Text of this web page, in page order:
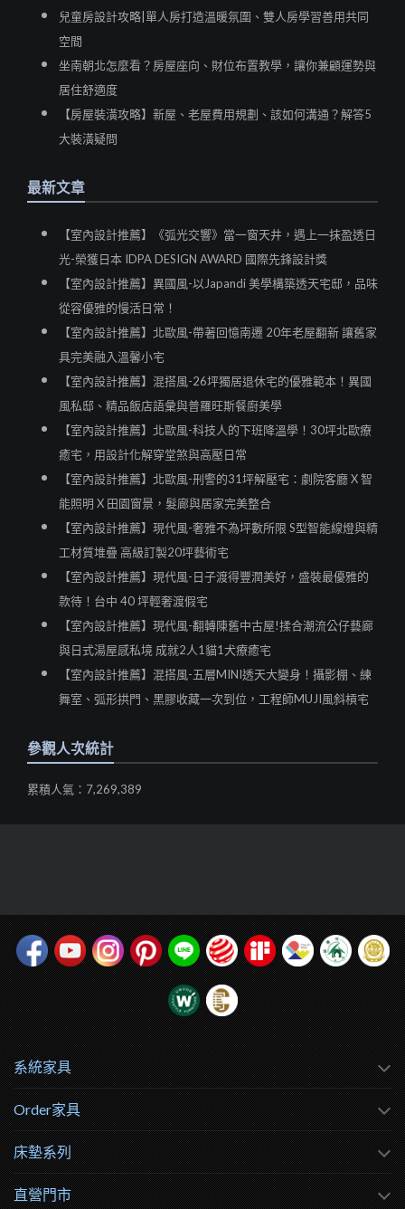
兒童房設計攻略|單人房打造溫暖氛圍、雙人房學習善用共同
空間
坐南朝北怎麼看？房屋座向、財位布置教學，讓你兼顧運勢與
居住舒適度
【房屋裝潢攻略】新屋、老屋費用規劃、該如何溝通？解答5
大裝潢疑問
最新文章
【室內設計推薦】《弧光交響》當一窗天井，遇上一抹盈透日
光-榮獲日本 IDPA DESIGN AWARD 國際先鋒設計獎
【室內設計推薦】異國風-以Japandi 美學構築透天宅邸，品味
從容優雅的慢活日常！
【室內設計推薦】北歐風-帶著回憶南遷 20年老屋翻新 讓舊家
具完美融入溫馨小宅
【室內設計推薦】混搭風-26坪獨居退休宅的優雅範本！異國
風私邸、精品飯店語彙與普羅旺斯餐廚美學
【室內設計推薦】北歐風-科技人的下班降溫學！30坪北歐療
癒宅，用設計化解穿堂煞與高壓日常
【室內設計推薦】北歐風-刑警的31坪解壓宅：劇院客廳 X 智
能照明 X 田園窗景，髮廊與居家完美整合
【室內設計推薦】現代風-奢雅不為坪數所限 S型智能線燈與精
工材質堆疊 高級訂製20坪藝術宅
【室內設計推薦】現代風-日子渡得豐潤美好，盛裝最優雅的
款待！台中 40 坪輕奢渡假宅
【室內設計推薦】現代風-翻轉陳舊中古屋!揉合潮流公仔藝廊
與日式湯屋感私境 成就2人1貓1犬療癒宅
【室內設計推薦】混搭風-五層MINI透天大變身！攝影棚、練
舞室、弧形拱門、黑膠收藏一次到位，工程師MUJI風斜槓宅
參觀人次統計
累積人氣：7,269,389
系統家具
Order家具
床墊系列
直營門市